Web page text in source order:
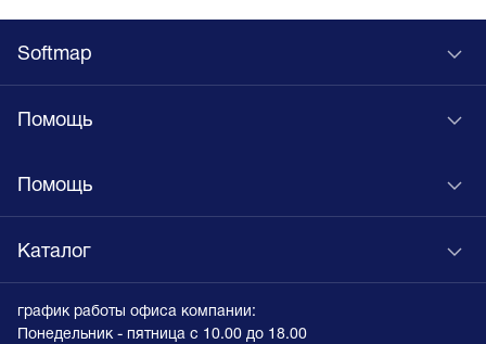
Softmap
Помощь
Помощь
Каталог
график работы офиса компании:
Понедельник - пятница с 10.00 до 18.00